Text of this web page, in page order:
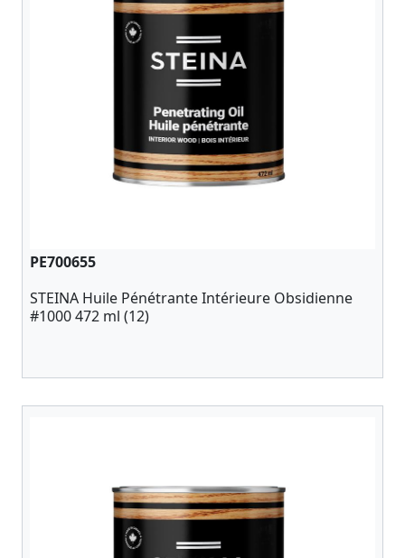
PE700655
STEINA Huile Pénétrante Intérieure Obsidienne
#1000 472 ml (12)